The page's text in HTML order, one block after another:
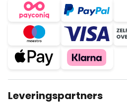
Leveringspartners